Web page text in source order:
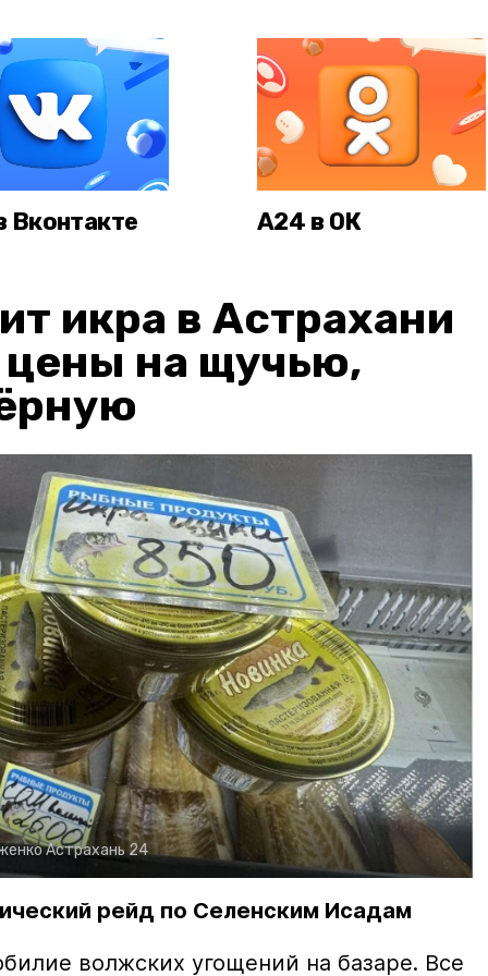
Вконтакте А24 в ОК
икра в Астрахани
цены на щучью,
Астрахань 24
рейд по Селенским Исадам
волжских угощений на базаре. Все